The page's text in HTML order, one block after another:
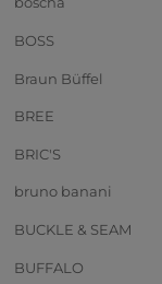
BOSS
Braun Büffel
BREE
BRIC'S
bruno banani
BUCKLE & SEAM
BUFFALO